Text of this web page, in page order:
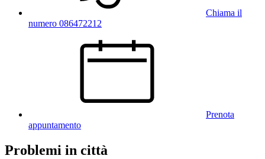
Chiama il
numero 086472212
Prenota
appuntamento
Problemi in città